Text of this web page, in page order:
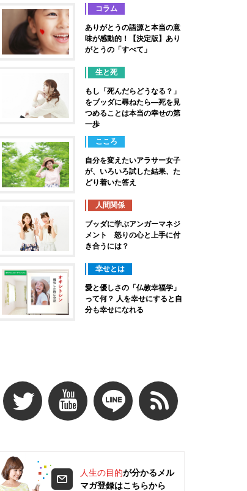
コラム
ありがとうの語源と本当の意
味が感動的！【決定版】あり
がとうの「すべて」
生と死
もし「死んだらどうなる？」
をブッダに尋ねたら―死を見
つめることは本当の幸せの第
一歩
こころ
自分を変えたいアラサー女子
が、いろいろ試した結果、た
どり着いた答え
人間関係
ブッダに学ぶアンガーマネジ
メント 怒りの心と上手に付
き合うには？
幸せとは
愛と優しさの「仏教幸福学」
って何？ 人を幸せにすると自
分も幸せになれる
人生の目的が分かるメル
マガ登録はこちらから